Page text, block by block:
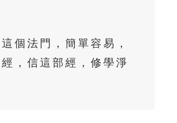
個法門，簡單容易，
，信這部經，修學淨